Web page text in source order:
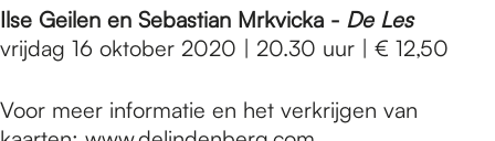
Ilse Geilen en Sebastian Mrkvicka - De Les
vrijdag 16 oktober 2020 | 20.30 uur | € 12,50
Voor meer informatie en het verkrijgen van